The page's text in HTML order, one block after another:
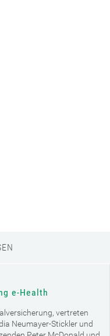
e-Health
vertreten
Neumayer-Stickler und